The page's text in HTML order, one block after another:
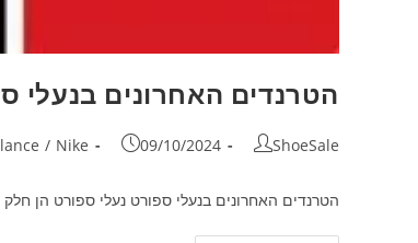
הטרנדים האחרונים בנעלי
ShoeSale
09/10/2024
/ Nike
הטרנדים האחרונים בנעלי ספורט נעלי ספורט הן